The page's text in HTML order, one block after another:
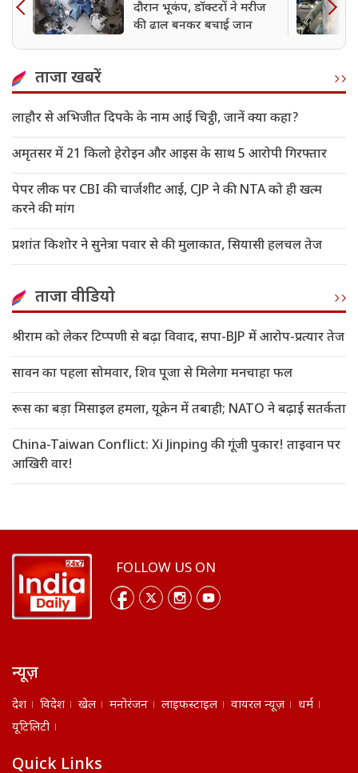
दौरान भूकंप, डॉक्टरों ने मरीज
की ढाल बनकर बचाई जान
ताजा खबरें
लाहौर से अभिजीत दिपके के नाम आई चिट्ठी, जानें क्या कहा?
अमृतसर में 21 किलो हेरोइन और आइस के साथ 5 आरोपी गिरफ्तार
पेपर लीक पर CBI की चार्जशीट आई, CJP ने की NTA को ही खत्म
करने की मांग
प्रशांत किशोर ने सुनेत्रा पवार से की मुलाकात, सियासी हलचल तेज
ताजा वीडियो
श्रीराम को लेकर टिप्पणी से बढ़ा विवाद, सपा-BJP में आरोप-प्रत्यार तेज
सावन का पहला सोमवार, शिव पूजा से मिलेगा मनचाहा फल
रूस का बड़ा मिसाइल हमला, यूक्रेन में तबाही; NATO ने बढ़ाई सतर्कता
China-Taiwan Conflict: Xi Jinping की गूंजी पुकार! ताइवान पर
आखिरी वार!
FOLLOW US ON
न्यूज़
देश विदेश खेल मनोरंजन लाइफस्टाइल वायरल न्यूज़
धर्म
यूटिलिटी
Quick Links